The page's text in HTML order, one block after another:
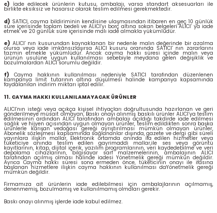
c) İade edilecek ürünlerin kutusu, ambalajı, varsa standart aksesuarları ile
birlikte eksiksiz ve hasarsız olarak teslim edilmesi gerekmektedir.
d) SATICI, cayma bildiriminin kendisine ulaşmasından itibaren en geç 10 günlük
süre içerisinde toplam bedeli ve ALICI’yı borç altına sokan belgeleri ALICI’ ya iade
etmek ve 20 günlük süre içerisinde malı iade almakla yükümlüdür.
e) ALICI’ nın kusurundan kaynaklanan bir nedenle malın değerinde bir azalma
olursa veya iade imkânsızlaşırsa ALICI kusuru oranında SATICI’ nın zararlarını
tazmin etmekle yükümlüdür. Ancak cayma hakkı süresi içinde malın veya
ürünün usulüne uygun kullanılması sebebiyle meydana gelen değişiklik ve
bozulmalardan ALICI sorumlu değildir.
f) Cayma hakkının kullanılması nedeniyle SATICI tarafından düzenlenen
kampanya limit tutarının altına düşülmesi halinde kampanya kapsamında
faydalanılan indirim miktarı iptal edilir.
11. CAYMA HAKKI KULLANILAMAYACAK ÜRÜNLER
ALICI’nın isteği veya açıkça kişisel ihtiyaçları doğrultusunda hazırlanan ve geri
gönderilmeye müsait olmayan, Baskı onayı alınmış baskılı ürünler ALICI’ya teslim
edilmesinin ardından ALICI tarafından ambalajı açıldığı takdirde iade edilmesi
sağlık ve hijyen açısından uygun olmayan ürünler, teslim edildikten sonra başka
ürünlerle karışan vedoğası gereği ayrıştırılması mümkün olmayan ürünler,
Abonelik sözleşmesi kapsamında sağlananlar dışında, gazete ve dergi gibi süreli
yayınlara ilişkin mallar, Elektronik ortamda anında ifa edilen hizmetler veya
tüketiciye anında teslim edilen gayrimaddi mallar,ile ses veya görüntü
kayıtlarının, kitap, dijital içerik, yazılım programlarının, veri kaydedebilme ve veri
depolama cihazlarının, bilgisayar sarf malzemelerinin, ambalajının ALICI
tarafından açılmış olması halinde iadesi Yönetmelik gereği mümkün değildir.
Ayrıca Cayma hakkı süresi sona ermeden önce, tüketicinin onayı ile ifasına
başlanan hizmetlere ilişkin cayma hakkının kullanılması daYönetmelik gereği
mümkün değildir.
Firmamıza ait ürünlerin iade edilebilmesi için ambalajlarının açılmamış,
denenmemiş, bozulmamış ve kullanılmamış olmaları gerekir.
Baskı onayı alınmış işlerde iade kabul edilmez.